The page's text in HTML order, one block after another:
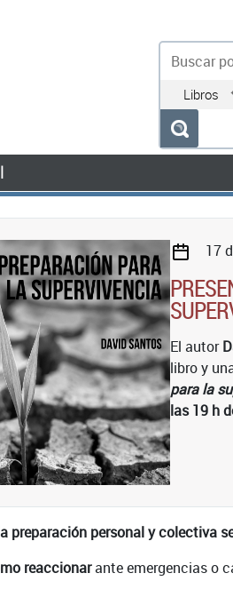
17
El autor
libro y
para la
las 19 h
preparación personal y colectiva
reaccionarante emergencias o